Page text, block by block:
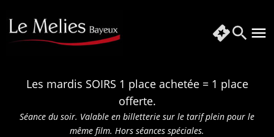
Les mardis SOIRS 1 place achetée = 1 place
offerte.
Séance du soir. Valable en billetterie sur le tarif plein pour le
même film. Hors séances spéciales.